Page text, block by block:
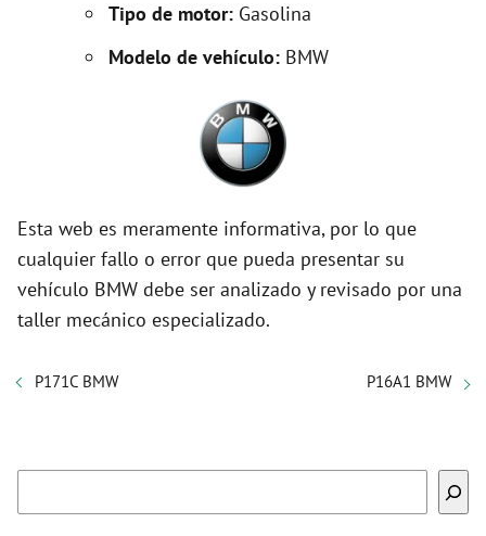
Tipo de motor: Gasolina
Modelo de vehículo: BMW
Esta web es meramente informativa, por lo que
cualquier fallo o error que pueda presentar su
vehículo BMW debe ser analizado y revisado por una
taller mecánico especializado.
P171C BMW P16A1 BMW